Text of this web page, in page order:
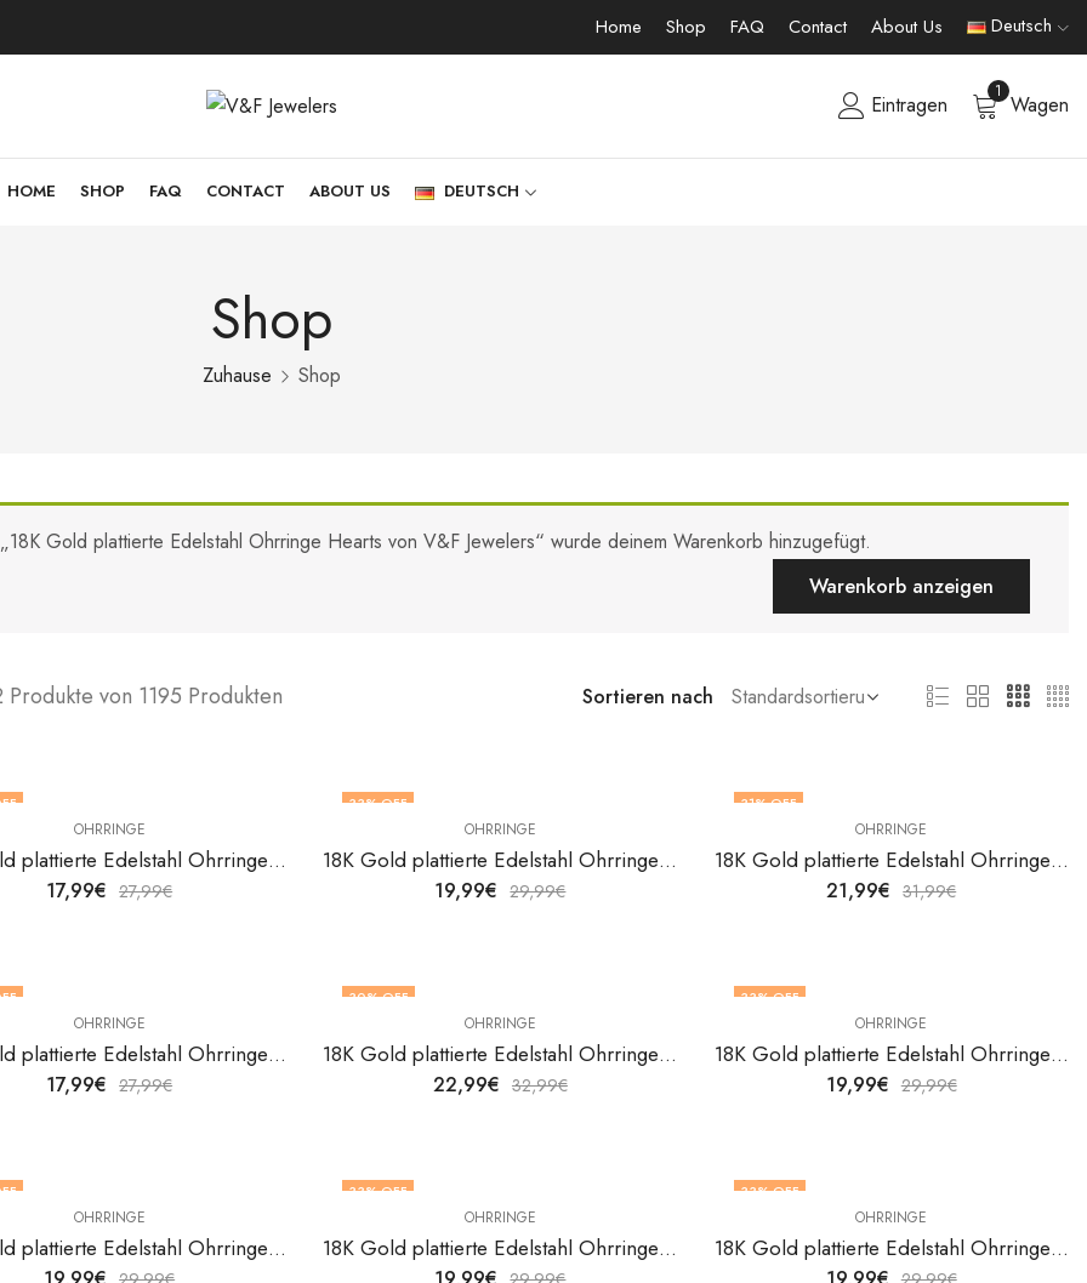
Home Shop FAQ Contact About Us Deutsch
Eintragen
1
Wagen
HOME SHOP FAQ CONTACT ABOUT US DEUTSCH
Shop
Zuhause Shop
„18K Gold plattierte Edelstahl Ohrringe Hearts von V&F Jewelers“ wurde deinem Warenkorb hinzugefügt.
Warenkorb anzeigen
Produkte von 1195 Produkten Sortieren nach
OHRRINGE
18K Gold plattierte Edelstahl Ohrringe Hearts von V&F Jewelers
17,99€ 27,99€
33% OFF
OHRRINGE
18K Gold plattierte Edelstahl Ohrringe Hearts von V&F Jewelers
19,99€ 29,99€
31% OFF
OHRRINGE
18K Gold plattierte Edelstahl Ohrringe Hearts von V&F Jewelers
21,99€ 31,99€
OHRRINGE
18K Gold plattierte Edelstahl Ohrringe Hearts von V&F Jewelers
17,99€ 27,99€
30% OFF
OHRRINGE
18K Gold plattierte Edelstahl Ohrringe Hearts von V&F Jewelers
22,99€ 32,99€
33% OFF
OHRRINGE
18K Gold plattierte Edelstahl Ohrringe Hearts von V&F Jewelers
19,99€ 29,99€
OHRRINGE
18K Gold plattierte Edelstahl Ohrringe Hearts von V&F Jewelers
33% OFF
OHRRINGE
18K Gold plattierte Edelstahl Ohrringe Hearts von V&F Jewelers
33% OFF
OHRRINGE
18K Gold plattierte Edelstahl Ohrringe Hearts von V&F Jewelers